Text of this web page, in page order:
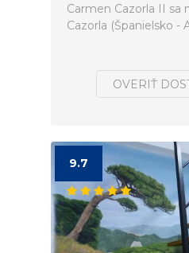
Carmen Cazorla II sa
Cazorla (Španielsko -
OVERIŤ
9.7